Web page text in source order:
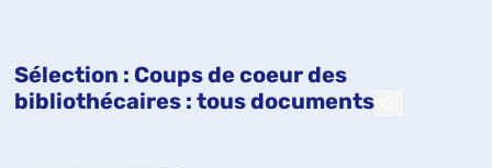
Sélection : Coups de coeur des
bibliothécaires : tous documents